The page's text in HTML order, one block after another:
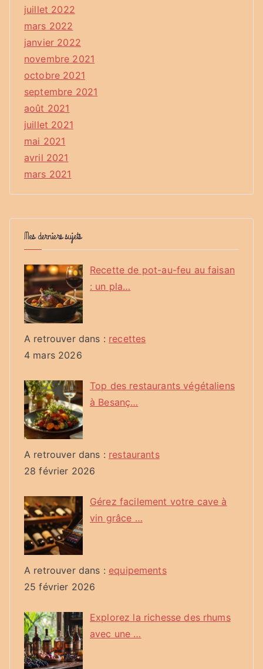
juillet 2022
mars 2022
janvier 2022
novembre 2021
octobre 2021
septembre 2021
août 2021
juillet 2021
mai 2021
avril 2021
mars 2021
Mes derniers sujets
Recette de pot-au-feu au faisan
: un pla…
A retrouver dans : recettes
4 mars 2026
Top des restaurants végétaliens
à Besanç…
A retrouver dans : restaurants
28 février 2026
Gérez facilement votre cave à
vin grâce …
A retrouver dans : equipements
25 février 2026
Explorez la richesse des rhums
avec une …